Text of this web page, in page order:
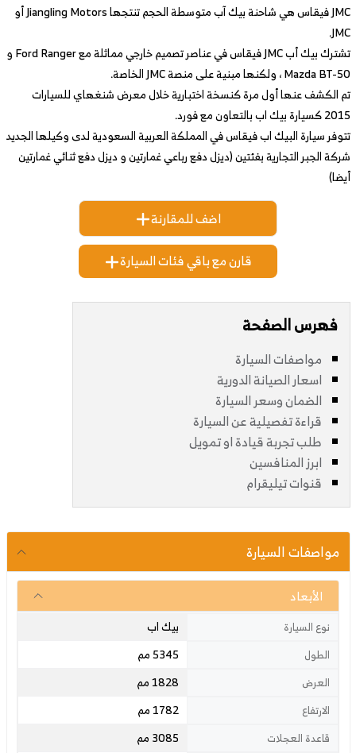
JMC فيقاس هي شاحنة بيك آب متوسطة الحجم تنتجها Jiangling Motors أو
JMC.
تشترك بيك أب JMC فيقاس في عناصر تصميم خارجي مماثلة مع Ford Ranger و
Mazda BT-50 ، ولكنها مبنية على منصة JMC الخاصة.
تم الكشف عنها أول مرة كنسخة اختبارية خلال معرض شنغهاي للسيارات
2015 كسيارة بيك اب بالتعاون مع فورد.
تتوفر سيارة البيك اب فيقاس في المملكة العربية السعودية لدى وكيلها الجديد
شركة الجبر التجارية بفئتين (ديزل دفع رباعي غمارتين و ديزل دفع ثنائي غمارتين
أيضا)
اضف للمقارنة
قارن مع باقي فئات السيارة
فهرس الصفحة
مواصفات السيارة
اسعار الصيانة الدورية
الضمان وسعر السيارة
قراءة تفصيلية عن السيارة
طلب تجربة قيادة او تمويل
ابرز المنافسين
قنوات تيليقرام
مواصفات السيارة
الأبعاد
نوع السيارة بيك اب
الطول 5345 مم
العرض 1828 مم
الارتفاع 1782 مم
قاعدة العجلات 3085 مم